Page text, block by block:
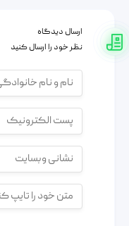
ارسال دیدگاه
نظر خود را ارسال کنید